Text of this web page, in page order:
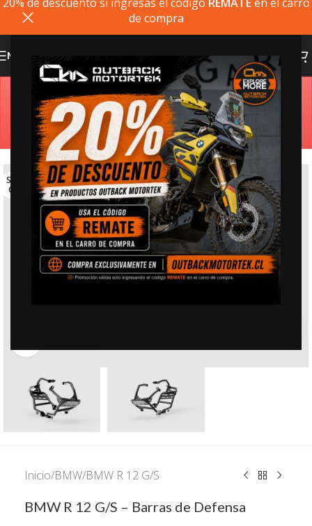
de compra
MENU
Estimado cliente, si el producto que busca no está
disponible, puede comprarlo directamente en
outbackmotortek.com
SOLD
OUT
Inicio/BMW/BMW R 12 G/S
BMW R 12 G/S – Barras de Defensa